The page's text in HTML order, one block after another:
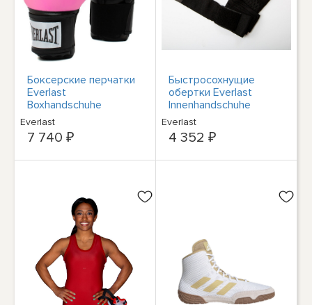
Боксерские перчатки
Everlast
Boxhandschuhe
Prostyle 2 P0000309
Everlast
7 740 ₽
Быстросохнущие
обертки Everlast
Innenhandschuhe
Prospect P00002985
Everlast
4 352 ₽